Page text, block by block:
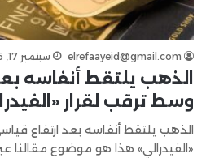
elrefaayeid@gmail.com سبتمبر 17, 2025
الذهب يلتقط أنفاسه
وسط ترقب لقرار
الذهب يلتقط أنفاسه بعد ارتفاع
«الفيدرالي» هذا هو موضوع مقالنا